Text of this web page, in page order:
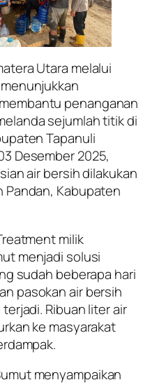
Utara melalui
penanganan
sejumlah titik di
Tapanuli
Desember 2025,
air bersih dilakukan
Pandan, Kabupaten
milik
menjadi solusi
sudah beberapa hari
pasokan air bersih
Ribuan liter air
ke masyarakat
menyampaikan